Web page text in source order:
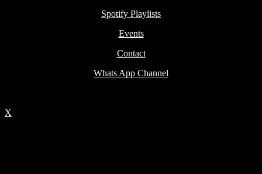
Spotify Playlists
Events
Contact
Whats App Channel
X